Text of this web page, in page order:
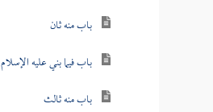
باب منه ثان
باب فيما بني عليه الإسلام
باب منه ثالث